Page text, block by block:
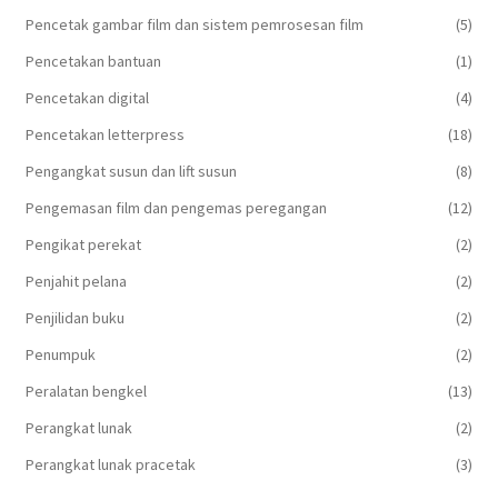
Pencetak gambar film dan sistem pemrosesan film
(5)
Pencetakan bantuan
(1)
Pencetakan digital
(4)
Pencetakan letterpress
(18)
Pengangkat susun dan lift susun
(8)
Pengemasan film dan pengemas peregangan
(12)
Pengikat perekat
(2)
Penjahit pelana
(2)
Penjilidan buku
(2)
Penumpuk
(2)
Peralatan bengkel
(13)
Perangkat lunak
(2)
Perangkat lunak pracetak
(3)